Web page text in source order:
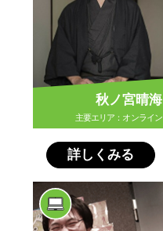
秋ノ宮晴海
主要エリア：オンライン
詳しくみる